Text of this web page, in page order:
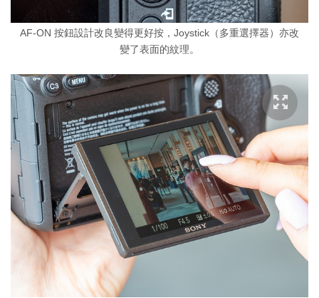
AF-ON 按鈕設計改良變得更好按，Joystick（多重選擇器）亦改
變了表面的紋理。